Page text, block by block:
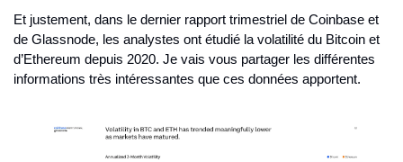
Et justement, dans le dernier rapport trimestriel de Coinbase et
de Glassnode, les analystes ont étudié la volatilité du Bitcoin et
d’Ethereum depuis 2020. Je vais vous partager les différentes
informations très intéressantes que ces données apportent.